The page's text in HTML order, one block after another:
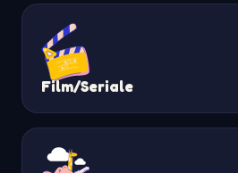
Film/Seriale